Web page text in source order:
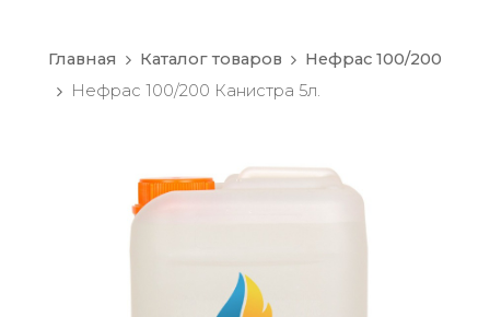
Главная Каталог товаров
Нефрас 100/200
Нефрас 100/200 Канистра 5л.